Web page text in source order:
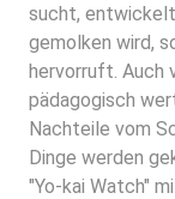
sucht,
gemolken wird,
hervorruft. Auch
pädagogisch
Nachteile vom
Dinge werden
"Yo-kai Watch"